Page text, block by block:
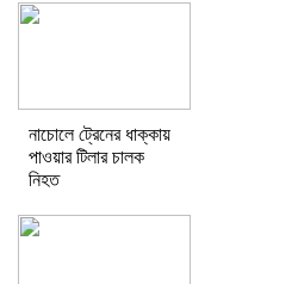
নাচোলে ট্রেনের ধাক্কায়
পাওয়ার টিলার চালক
নিহত